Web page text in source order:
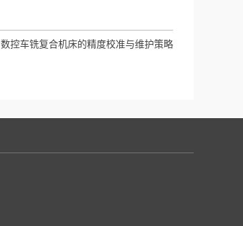
数控车铣复合机床的精度校准与维护策略